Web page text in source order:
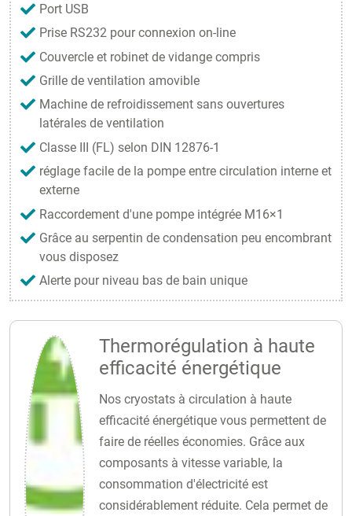
Thermorégulation à haute
efficacité énergétique
Nos cryostats à circulation à haute
efficacité énergétique vous permettent de
faire de réelles économies. Grâce aux
composants à vitesse variable, la
consommation d'électricité est
considérablement réduite. Cela permet de
Port USB
Prise RS232 pour connexion on-line
Couvercle et robinet de vidange compris
Grille de ventilation amovible
Machine de refroidissement sans ouvertures
latérales de ventilation
Classe III (FL) selon DIN 12876-1
réglage facile de la pompe entre circulation interne et
externe
Raccordement d'une pompe intégrée M16×1
Grâce au serpentin de condensation peu encombrant
vous disposez
Alerte pour niveau bas de bain unique